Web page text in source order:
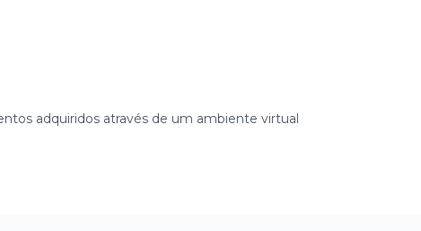
adquiridos através de um ambiente virtual